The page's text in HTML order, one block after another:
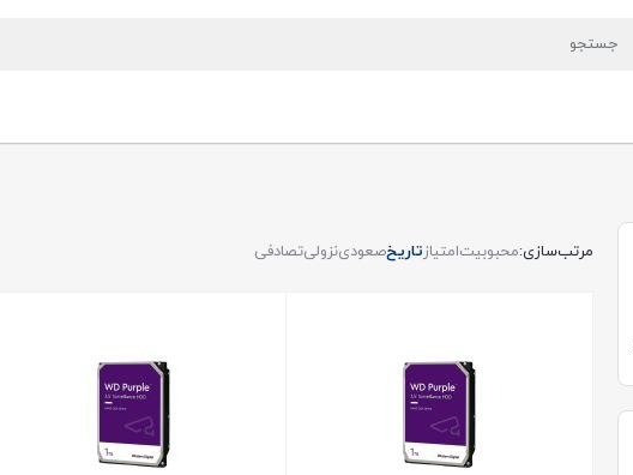
مرتب‌سازی:محبوبیتامتیازتاریخصعودینزولیتصادفی